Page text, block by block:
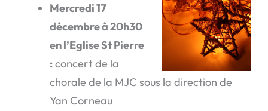
Mercredi 17
décembre à 20h30
en l’Eglise St Pierre
:concert de la
chorale de la MJC sous la direction de
Yan Corneau